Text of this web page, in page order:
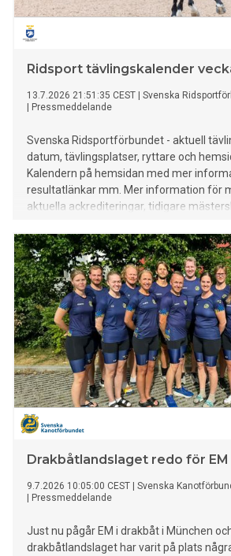
Ridsport tävlingskalender
13.7.2026 21:51:35 CEST
Svenska
Pressmeddelande
Svenska Ridsportförbundet - aktuell
datum, tävlingsplatser, ryttare och
Kalendern på hemsidan med mer
resultatlänkar mm. Mer information för
aktuella ackrediteringar, tidigare
Drakbåtlandslaget redo för EM
9.7.2026 10:05:00 CEST
Svenska
Pressmeddelande
Just nu pågår EM i drakbåt i München
drakbåtlandslaget har varit på plats